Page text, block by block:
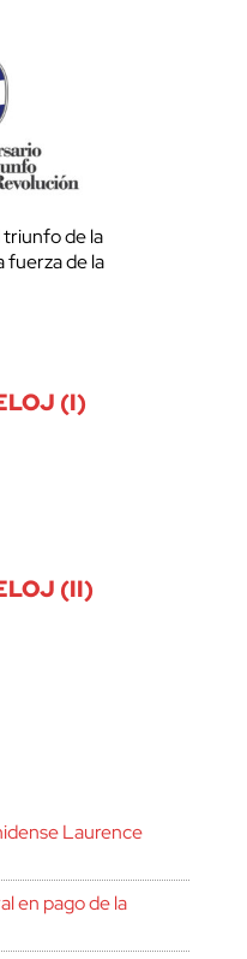
de la
fuerza de la
(I)
(II)
Laurence
en pago de la